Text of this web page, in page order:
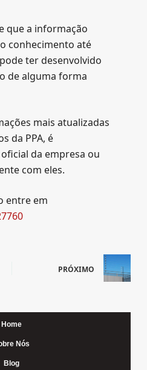
que a informação
conhecimento até
ter desenvolvido
de alguma forma
mais atualizadas
da PPA, é
da empresa ou
com eles.
entre em
PRÓXIMO
Home
Nós
Blog